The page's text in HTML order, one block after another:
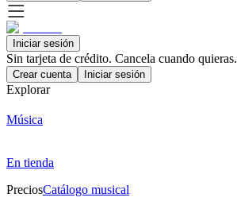
Iniciar sesión
Sin tarjeta de crédito. Cancela cuando quieras.
Crear cuenta Iniciar sesión
Explorar
Música
En tienda
PreciosCatálogo musical